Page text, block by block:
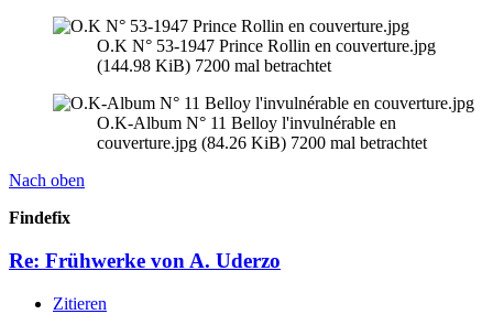
O.K N° 53-1947 Prince Rollin en couverture.jpg
(144.98 KiB) 7200 mal betrachtet
O.K-Album N° 11 Belloy l'invulnérable en
couverture.jpg (84.26 KiB) 7200 mal betrachtet
Nach oben
Findefix
Re: Frühwerke von A. Uderzo
Zitieren